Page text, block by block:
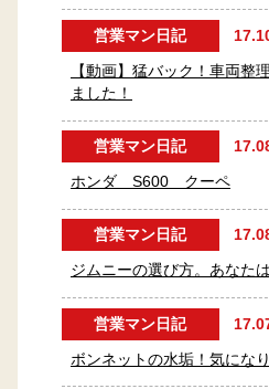
営業マン日記
【動画】猛バック！車両整
ました！
営業マン日記
ホンダ S600 クーペ
営業マン日記
ジムニーの選び方。あなた
営業マン日記
ボンネットの水垢！気にな